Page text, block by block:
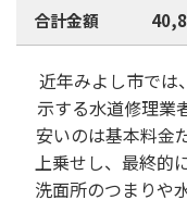
合計金額
近年みよし市では
示する水道修理業
安いのは基本料金
上乗せし、最終的
洗面所のつまりや